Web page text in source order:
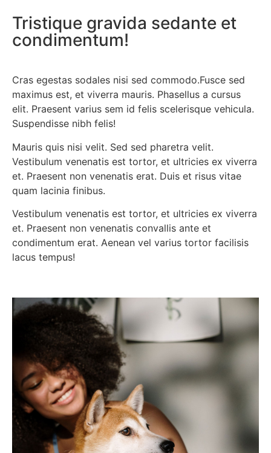
Tristique gravida sedante et
condimentum!
Cras egestas sodales nisi sed commodo.Fusce sed
maximus est, et viverra mauris. Phasellus a cursus
elit. Praesent varius sem id felis scelerisque vehicula.
Suspendisse nibh felis!
Mauris quis nisi velit. Sed sed pharetra velit.
Vestibulum venenatis est tortor, et ultricies ex viverra
et. Praesent non venenatis erat. Duis et risus vitae
quam lacinia finibus.
Vestibulum venenatis est tortor, et ultricies ex viverra
et. Praesent non venenatis convallis ante et
condimentum erat. Aenean vel varius tortor facilisis
lacus tempus!